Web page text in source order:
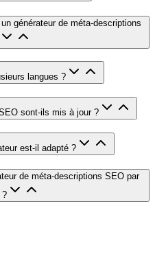
générateur de méta-descriptions
langues ?
sont-ils mis à jour ?
est-il adapté ?
de méta-descriptions SEO par
?